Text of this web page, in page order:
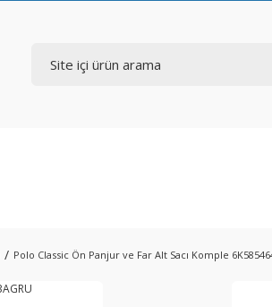
Polo Classic Ön Panjur ve Far Alt Sacı Komple